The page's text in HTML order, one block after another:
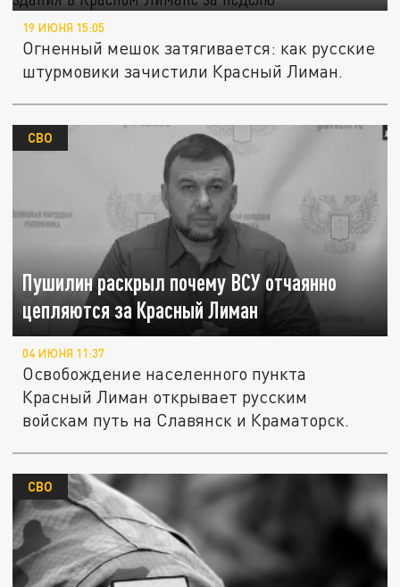
19 ИЮНЯ 15:05
Огненный мешок затягивается: как русские
штурмовики зачистили Красный Лиман.
Пушилин раскрыл почему ВСУ отчаянно
цепляются за Красный Лиман
СВО
04 ИЮНЯ 11:37
Освобождение населенного пункта
Красный Лиман открывает русским
войскам путь на Славянск и Краматорск.
СВО